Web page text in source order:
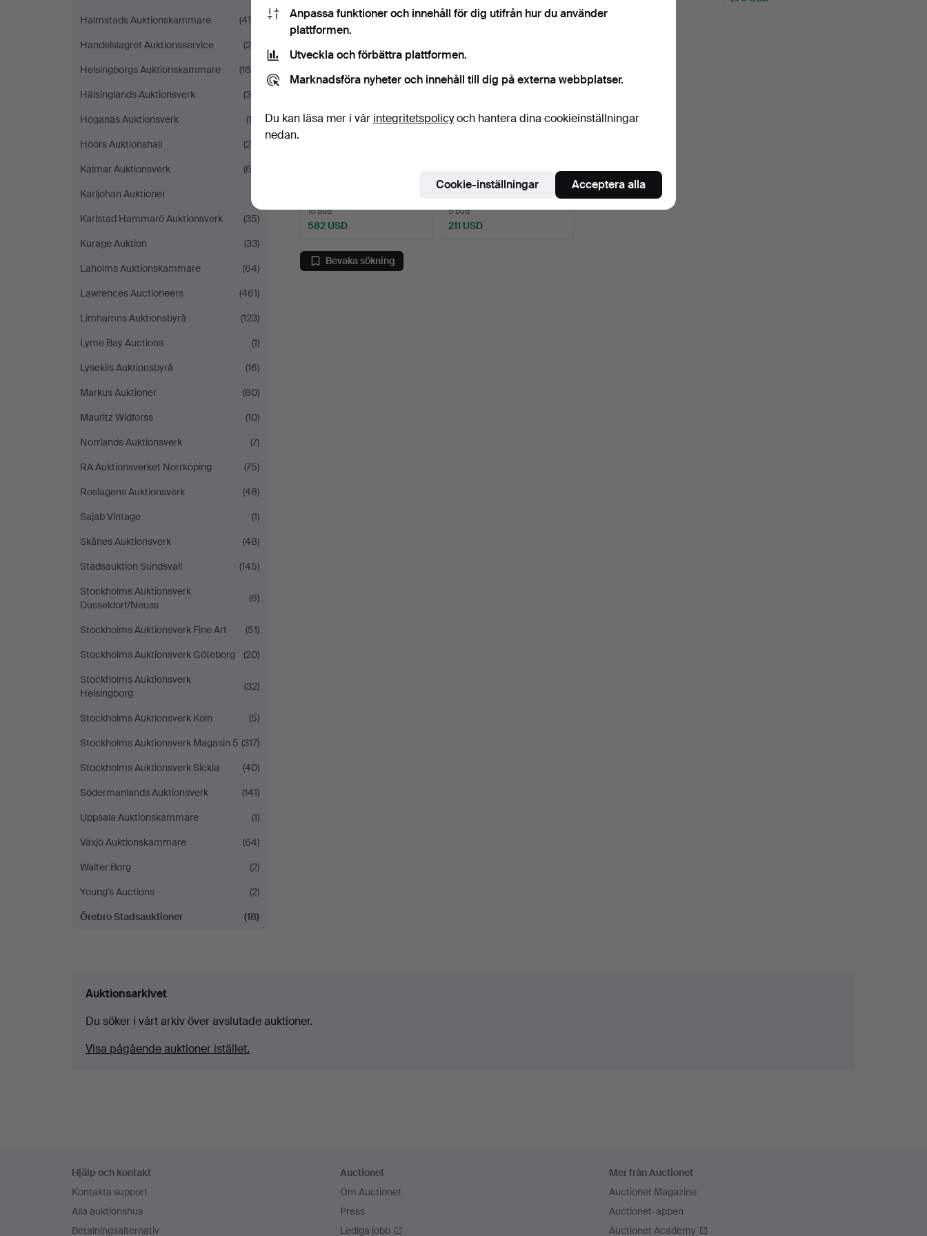
Halmstads Auktionskammare
(418)
Handelslagret Auktionsservice
(24)
Helsingborgs Auktionskammare
(164)
Hälsinglands Auktionsverk
(34)
Höganäs Auktionsverk
(12)
Höörs Auktionshall
(20)
Kalmar Auktionsverk
(63)
Karljohan Auktioner
Karlstad Hammarö Auktionsverk
(35)
Kurage Auktion
(33)
Laholms Auktionskammare
(64)
Lawrences Auctioneers
(461)
Limhamns Auktionsbyrå
(123)
Lyme Bay Auctions
(1)
Lysekils Auktionsbyrå
(16)
Markus Auktioner
(80)
Mauritz Widforss
(10)
Norrlands Auktionsverk
(7)
RA Auktionsverket Norrköping
(75)
Roslagens Auktionsverk
(48)
Sajab Vintage
(1)
Skånes Auktionsverk
(48)
Stadsauktion Sundsvall
(145)
Stockholms Auktionsverk
Düsseldorf/Neuss
(6)
Stockholms Auktionsverk Fine Art
(51)
Stockholms Auktionsverk Göteborg
(20)
Stockholms Auktionsverk
Helsingborg
(32)
Stockholms Auktionsverk Köln
(5)
Stockholms Auktionsverk Magasin 5 (317)
Stockholms Auktionsverk Sickla
(40)
Södermanlands Auktionsverk
(141)
Uppsala Auktionskammare
(1)
Växjö Auktionskammare
(64)
Walter Borg
(2)
Young's Auctions
(2)
Örebro Stadsauktioner
(18)
15 bud
582 USD
MED SMÅLANDS
5 bud
211 USD
Bevaka sökning
Auktionsarkivet
Du söker i vårt arkiv över avslutade auktioner.
Visa pågående auktioner istället.
Hjälp och kontakt
Kontakta support
Alla auktionshus
Betalningsalternativ
Auctionet
Om Auctionet
Press
Lediga jobb
Mer från Auctionet
Auctionet Magazine
Auctionet-appen
Auctionet Academy
Anpassa funktioner och innehåll för dig utifrån hur du använder
plattformen.
Utveckla och förbättra plattformen.
Marknadsföra nyheter och innehåll till dig på externa webbplatser.
Du kan läsa mer i vår integritetspolicyoch hantera dina cookieinställningar
nedan.
Cookie-inställningar Acceptera alla